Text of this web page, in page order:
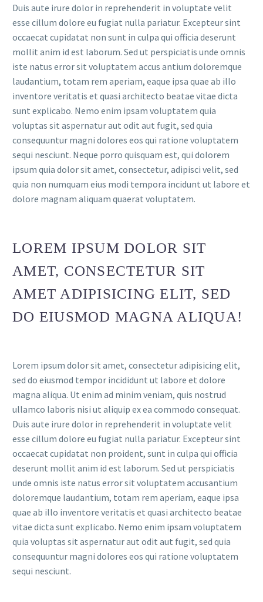
Duis aute irure dolor in reprehenderit in voluptate velit
esse cillum dolore eu fugiat nulla pariatur. Excepteur sint
occaecat cupidatat non sunt in culpa qui officia deserunt
mollit anim id est laborum. Sed ut perspiciatis unde omnis
iste natus error sit voluptatem accus antium doloremque
laudantium, totam rem aperiam, eaque ipsa quae ab illo
inventore veritatis et quasi architecto beatae vitae dicta
sunt explicabo. Nemo enim ipsam voluptatem quia
voluptas sit aspernatur aut odit aut fugit, sed quia
consequuntur magni dolores eos qui ratione voluptatem
sequi nesciunt. Neque porro quisquam est, qui dolorem
ipsum quia dolor sit amet, consectetur, adipisci velit, sed
quia non numquam eius modi tempora incidunt ut labore et
dolore magnam aliquam quaerat voluptatem.
LOREM IPSUM DOLOR SIT
AMET, CONSECTETUR SIT
AMET ADIPISICING ELIT, SED
DO EIUSMOD MAGNA ALIQUA!
Lorem ipsum dolor sit amet, consectetur adipisicing elit,
sed do eiusmod tempor incididunt ut labore et dolore
magna aliqua. Ut enim ad minim veniam, quis nostrud
ullamco laboris nisi ut aliquip ex ea commodo consequat.
Duis aute irure dolor in reprehenderit in voluptate velit
esse cillum dolore eu fugiat nulla pariatur. Excepteur sint
occaecat cupidatat non proident, sunt in culpa qui officia
deserunt mollit anim id est laborum. Sed ut perspiciatis
unde omnis iste natus error sit voluptatem accusantium
doloremque laudantium, totam rem aperiam, eaque ipsa
quae ab illo inventore veritatis et quasi architecto beatae
vitae dicta sunt explicabo. Nemo enim ipsam voluptatem
quia voluptas sit aspernatur aut odit aut fugit, sed quia
consequuntur magni dolores eos qui ratione voluptatem
sequi nesciunt.